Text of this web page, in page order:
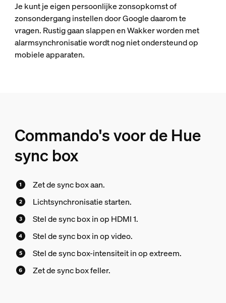
Je kunt je eigen persoonlijke zonsopkomst of
zonsondergang instellen door Google daarom te
vragen. Rustig gaan slappen en Wakker worden met
alarmsynchronisatie wordt nog niet ondersteund op
mobiele apparaten.
Commando's voor de Hue
sync box
Zet de sync box aan.
Lichtsynchronisatie starten.
Stel de sync box in op HDMI 1.
Stel de sync box in op video.
Stel de sync box-intensiteit in op extreem.
Zet de sync box feller.